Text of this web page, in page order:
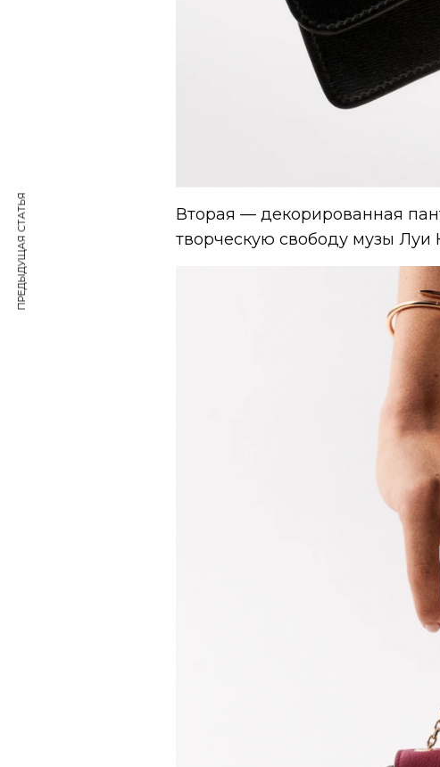
Вторая — декорированная
творческую свободу музы Луи
ПРЕДЫДУЩАЯ СТАТЬЯ